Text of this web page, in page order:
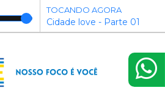
TOCANDO AGORA
Cidade love - Parte 01